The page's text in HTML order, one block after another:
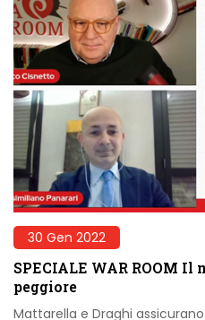
30 Gen 2022
SPECIALE WAR ROOM Il
peggiore
Mattarella e Draghi